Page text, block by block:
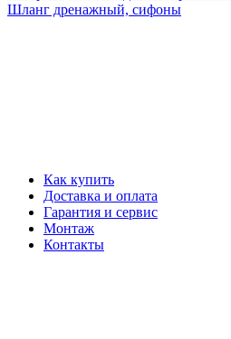
Шланг дренажный, сифоны
Как купить
Доставка и оплата
Гарантия и сервис
Монтаж
Контакты